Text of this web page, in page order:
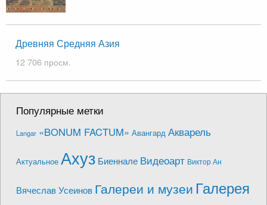
Древняя Средняя Азия
12 706 просм.
Популярные метки
Langar «BONUM FACTUM» Авангард Акварель
Актуальное Ахуз Биеннале Видеоарт Виктор Ан
Вячеслав Усеинов Галереи и музеи Галерея